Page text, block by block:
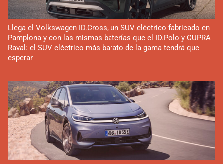
Llega el Volkswagen ID.Cross, un SUV eléctrico fabricado en
Pamplona y con las mismas baterías que el ID.Polo y CUPRA
Raval: el SUV eléctrico más barato de la gama tendrá que
esperar